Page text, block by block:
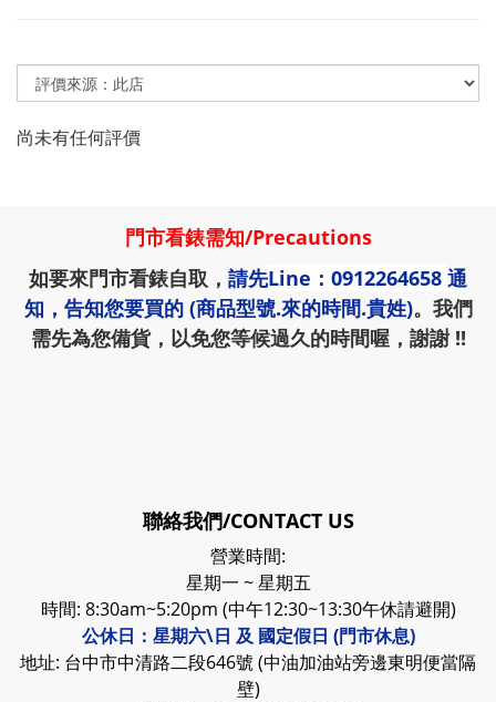
尚未有任何評價
門市看錶需知/Precautions
如要來門市看錶自取， 請先Line：0912264658 通
知，告知您要買的 (商品型號.來的時間.貴姓)。我們
需先為您備貨，以免您等候過久的時間喔，謝謝 !!
聯絡我們/CONTACT US
營業時間:
星期一 ~ 星期五
時間: 8:30am~5:20pm (中午12:30~13:30午休請避開)
公休日：星期六\日 及 國定假日 (門市休息)
地址: 台中市中清路二段646號 (中油加油站旁邊東明便當隔
壁)